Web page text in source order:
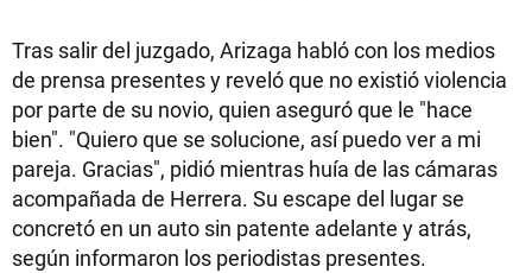
Tras salir del juzgado, Arizaga habló con los medios
de prensa presentes y reveló que no existió violencia
por parte de su novio, quien aseguró que le "hace
bien". "Quiero que se solucione, así puedo ver a mi
pareja. Gracias", pidió mientras huía de las cámaras
acompañada de Herrera. Su escape del lugar se
concretó en un auto sin patente adelante y atrás,
según informaron los periodistas presentes.